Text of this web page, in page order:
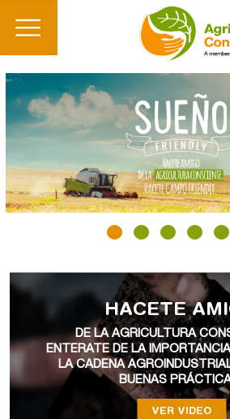
HACETE
DE LA AGRICULTURA
ENTERATE DE LA
LA CADENA
BUENAS
VER VIDEO